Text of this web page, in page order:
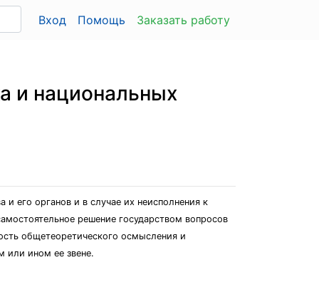
Вход Помощь Заказать работу
и национальных
его органов и в случае их неисполнения к
решение государством вопросов
общетеоретического осмысления и
или ином ее звене.